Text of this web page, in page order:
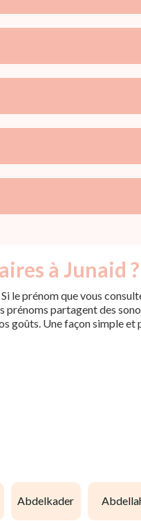
à Junaid ?
prénom que vous
partagent des
goûts. Une façon simple
abdelkader